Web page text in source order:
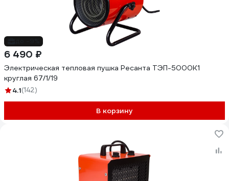
6 490 ₽
Электрическая тепловая пушка Ресанта ТЭП-5000К1
круглая 67/1/19
4.1(142)
В корзину